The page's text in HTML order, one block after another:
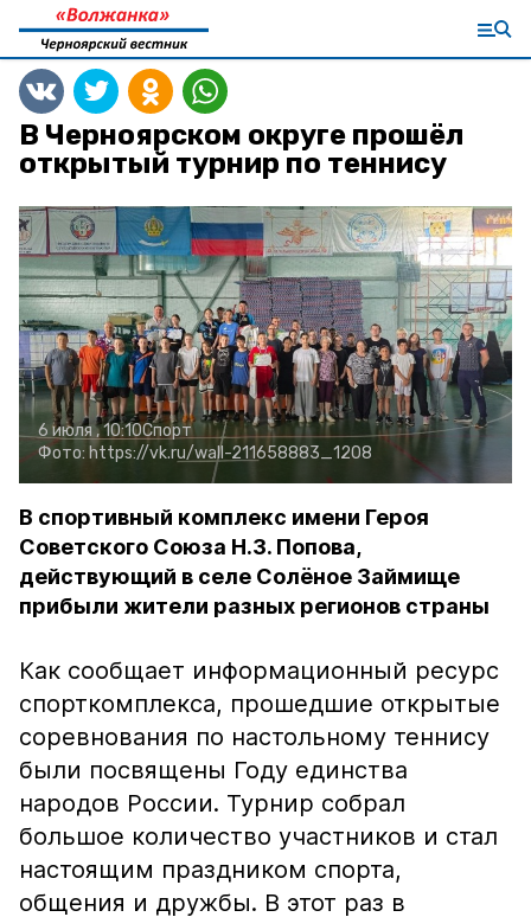
В Черноярском округе прошёл
открытый турнир по теннису
6 июля , 10:10Спорт
Фото: https://vk.ru/wall-211658883_1208
В спортивный комплекс имени Героя
Советского Союза Н.З. Попова,
действующий в селе Солёное Займище
прибыли жители разных регионов страны
Как сообщает информационный ресурс
спорткомплекса, прошедшие открытые
соревнования по настольному теннису
были посвящены Году единства
народов России. Турнир собрал
большое количество участников и стал
настоящим праздником спорта,
общения и дружбы. В этот раз в